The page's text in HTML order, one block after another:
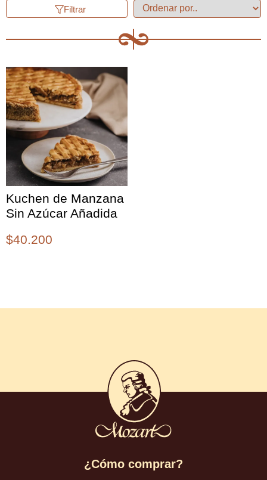
Filtrar
Kuchen de Manzana
Sin Azúcar Añadida
$40.200
¿Cómo comprar?